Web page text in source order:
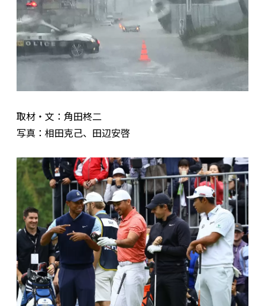
取材・文：角田柊二
写真：相田克己、田辺安啓